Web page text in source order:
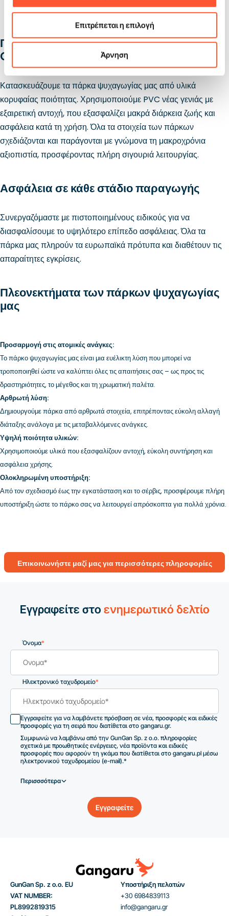
Επιτρέπεται η επιλογή
Άρνηση
Δείτε την προσφορά μας
Παραγωγή των πάρκων ψυχαγωγίας
Gangaru
Κατασκευάζουμε τα πάρκα ψυχαγωγίας μας από υλικά
κορυφαίας ποιότητας. Χρησιμοποιούμε PVC νέας γενιάς με
εξαιρετική αντοχή, που εξασφαλίζει μακρά διάρκεια ζωής και
ασφάλεια κατά τη χρήση. Όλα τα στοιχεία των πάρκων
σχεδιάζονται και παράγονται με γνώμονα τη μακροχρόνια
αξιοπιστία, προσφέροντας πλήρη σιγουριά λειτουργίας.
Ασφάλεια σε κάθε στάδιο παραγωγής
Συνεργαζόμαστε με πιστοποιημένους ειδικούς για να
διασφαλίσουμε το υψηλότερο επίπεδο ασφάλειας. Όλα τα
πάρκα μας πληρούν τα ευρωπαϊκά πρότυπα και διαθέτουν τις
απαραίτητες εγκρίσεις.
Πλεονεκτήματα των πάρκων ψυχαγωγίας
μας
Προσαρμογή στις ατομικές ανάγκες:
Το πάρκο ψυχαγωγίας μας είναι μια ευέλικτη λύση που μπορεί να
τροποποιηθεί ώστε να καλύπτει όλες τις απαιτήσεις σας – ως προς τις
δραστηριότητες, το μέγεθος και τη χρωματική παλέτα.
Αρθρωτή λύση:
Δημιουργούμε πάρκα από αρθρωτά στοιχεία, επιτρέποντας εύκολη αλλαγή
διάταξης ανάλογα με τις μεταβαλλόμενες ανάγκες.
Υψηλή ποιότητα υλικών:
Χρησιμοποιούμε υλικά που εξασφαλίζουν αντοχή, εύκολη συντήρηση και
ασφάλεια χρήσης.
Ολοκληρωμένη υποστήριξη:
Από τον σχεδιασμό έως την εγκατάσταση και το σέρβις, προσφέρουμε πλήρη
υποστήριξη ώστε το πάρκο σας να λειτουργεί απρόσκοπτα για πολλά χρόνια.
Επικοινωνήστε μαζί μας για περισσότερες πληροφορίες
Εγγραφείτε στο ενημερωτικό δελτίο
Όνομα*
Ηλεκτρονικό ταχυδρομείο*
Εγγραφείτε για να λαμβάνετε πρόσβαση σε νέα, προσφορές και ειδικές
προσφορές για τη σειρά που διατίθεται στο gangaru.gr.
Συμφωνώ να λαμβάνω από την GunGan Sp. z o.o. πληροφορίες
σχετικά με προωθητικές ενέργειες, νέα προϊόντα και ειδικές
προσφορές που αφορούν τη γκάμα που διατίθεται στο gangaru.pl μέσω
ηλεκτρονικού ταχυδρομείου (e-mail).*
Περισσσότερα
Εγγραφείτε
GunGan Sp. z o.o. EU
VAT NUMBER:
PL8992819315
Υποστήριξη πελατών
+30 6984839113
info@gangaru.gr